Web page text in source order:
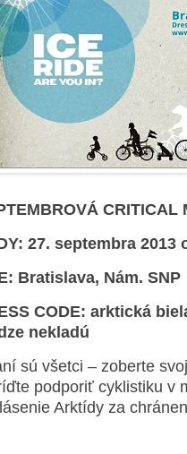
CRITICAL
27. septembra 2013
Bratislava, Nám. SNP
CODE: arktická
nekladú
sú všetci – zoberte
podporiť cyklistiku v
Arktídy za